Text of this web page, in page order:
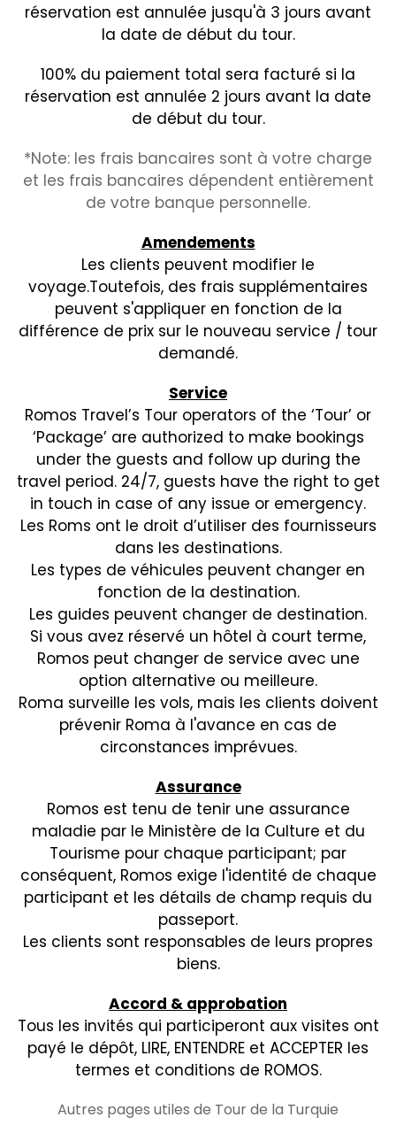
réservation est annulée jusqu'à 3 jours avant
la date de début du tour.
100% du paiement total sera facturé si la
réservation est annulée 2 jours avant la date
de début du tour.
*Note: les frais bancaires sont à votre charge
et les frais bancaires dépendent entièrement
de votre banque personnelle.
Amendements
Les clients peuvent modifier le
voyage.Toutefois, des frais supplémentaires
peuvent s'appliquer en fonction de la
différence de prix sur le nouveau service / tour
demandé.
Service
Romos Travel’s Tour operators of the ‘Tour’ or
‘Package’ are authorized to make bookings
under the guests and follow up during the
travel period. 24/7, guests have the right to get
in touch in case of any issue or emergency.
Les Roms ont le droit d’utiliser des fournisseurs
dans les destinations.
Les types de véhicules peuvent changer en
fonction de la destination.
Les guides peuvent changer de destination.
Si vous avez réservé un hôtel à court terme,
Romos peut changer de service avec une
option alternative ou meilleure.
Roma surveille les vols, mais les clients doivent
prévenir Roma à l'avance en cas de
circonstances imprévues.
Assurance
Romos est tenu de tenir une assurance
maladie par le Ministère de la Culture et du
Tourisme pour chaque participant; par
conséquent, Romos exige l'identité de chaque
participant et les détails de champ requis du
passeport.
Les clients sont responsables de leurs propres
biens.
Accord & approbation
Tous les invités qui participeront aux visites ont
payé le dépôt, LIRE, ENTENDRE et ACCEPTER les
termes et conditions de ROMOS.
Autres pages utiles de Tour de la Turquie